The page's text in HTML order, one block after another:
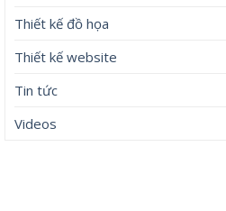
Thiết kế đồ họa
Thiết kế website
Tin tức
Videos